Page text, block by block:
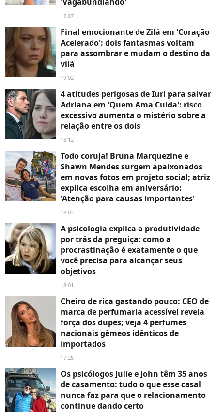
19:07
Final emocionante de Zilá em 'Coração
Acelerado': dois fantasmas voltam
para assombrar e mudam o destino da
vilã
19:02
4 atitudes perigosas de Iuri para salvar
Adriana em 'Quem Ama Cuida': risco
excessivo aumenta o mistério sobre a
relação entre os dois
18:12
Todo coruja! Bruna Marquezine e
Shawn Mendes surgem apaixonados
em novas fotos em projeto social; atriz
explica escolha em aniversário:
'Atenção para causas importantes'
18:02
A psicologia explica a produtividade
por trás da preguiça: como a
procrastinação é exatamente o que
você precisa para alcançar seus
objetivos
18:01
Cheiro de rica gastando pouco: CEO de
marca de perfumaria acessível revela
força dos dupes; veja 4 perfumes
nacionais gêmeos idênticos de
importados
17:25
Os psicólogos Julie e John têm 35 anos
de casamento: tudo o que esse casal
nunca faz para que o relacionamento
continue dando certo